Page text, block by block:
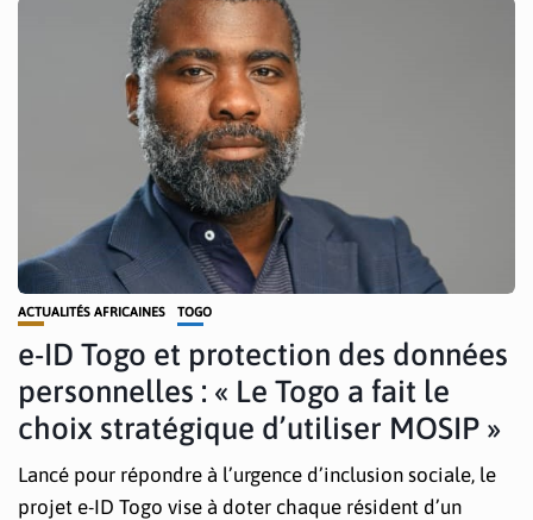
ACTUALITÉS AFRICAINES TOGO
e-ID Togo et protection des données
personnelles : « Le Togo a fait le
choix stratégique d’utiliser MOSIP »
Lancé pour répondre à l’urgence d’inclusion sociale, le
projet e-ID Togo vise à doter chaque résident d’un